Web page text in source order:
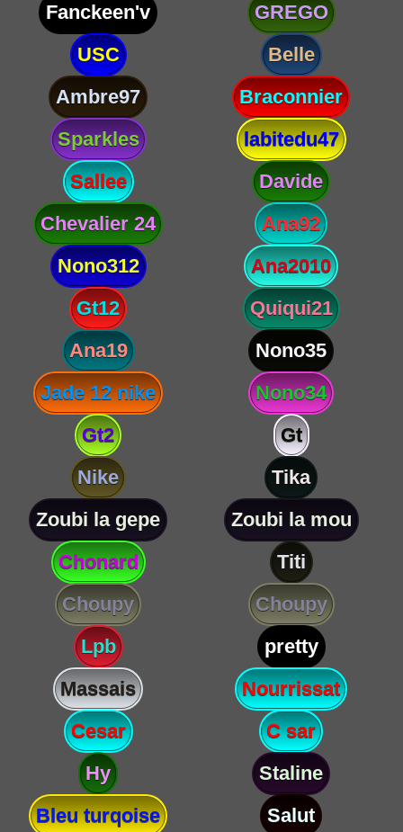
Fanckeen'v
GREGO
USC
Belle
Ambre97
Braconnier
Sparkles
labitedu47
Sallee
Davide
Chevalier 24
Ana92
Nono312
Ana2010
Gt12
Quiqui21
Ana19
Nono35
Jade 12 nike
Nono34
Gt2
Gt
Nike
Tika
Zoubi la gepe
Zoubi la mou
Chonard
Titi
Choupy
Choupy
Lpb
pretty
Massais
Nourrissat
Cesar
C sar
Hy
Staline
Bleu turqoise
Salut